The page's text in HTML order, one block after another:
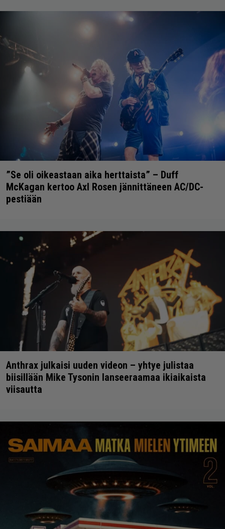
”Se oli oikeastaan aika herttaista” – Duff
McKagan kertoo Axl Rosen jännittäneen AC/DC-
pestiään
Anthrax julkaisi uuden videon – yhtye julistaa
biisillään Mike Tysonin lanseeraamaa ikiaikaista
viisautta